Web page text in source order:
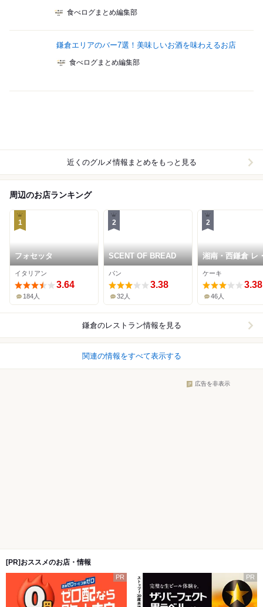
食べログまとめ編集部
鎌倉エリアのバー7選！美味しいお酒を味わえるお店
食べログまとめ編集部
近くのグルメ情報まとめをもっと見る
周辺のお店ランキング
1
フォセッタ
イタリアン
3.64
184人
2
SCENT OF BREAD
パン
3.38
32人
2
湘南・西鎌倉 レ
ュー
ケーキ
3.38
46人
鎌倉のレストラン情報を見る
関連の情報をすべて表示する
広告を非表示
[PR]おススメのお店・情報
PR PR